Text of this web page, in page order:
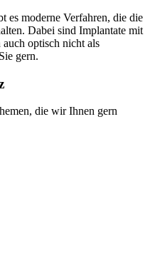
es moderne Verfahren, die die
Dabei sind Implantate mit
optisch nicht als
gern.
die wir Ihnen gern